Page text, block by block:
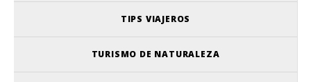
TIPS VIAJEROS
TURISMO DE NATURALEZA